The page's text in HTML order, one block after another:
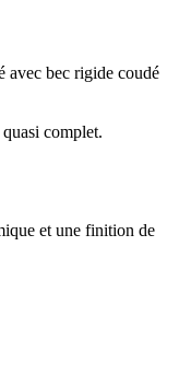
avec bec rigide coudé
complet.
et une finition de